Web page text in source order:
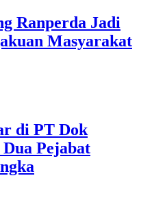
Ranperda Jadi
Masyarakat
di PT Dok
Pejabat